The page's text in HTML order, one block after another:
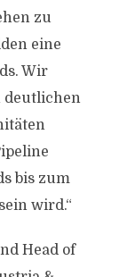
zu
eine
Wir
deutlichen
bis zum
wird.“
Head of